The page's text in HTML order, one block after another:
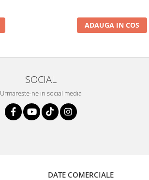
ADAUGA IN COS
SOCIAL
Urmareste-ne in social media
DATE COMERCIALE